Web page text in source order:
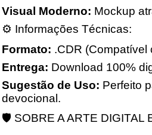
Visual Moderno: Mockup
⚙️ Informações Técnicas:
Formato: .CDR (Compatível
Entrega: Download 100%
Sugestão de Uso: Perfeito
devocional.
🛡️ SOBRE A ARTE DIGITAL